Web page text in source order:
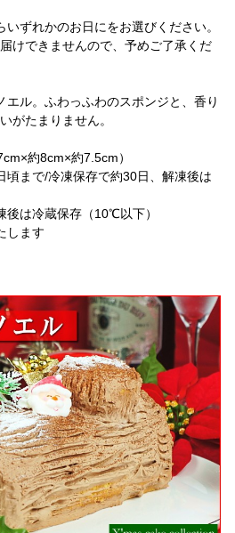
ずれかのお日にをお選びください。
けできませんので、予めご了承くだ
エル。ふわっふわのスポンジと、香り
がたまりません。
約8cm×約7.5cm）
頃まで/冷凍保存で約30日、解凍後は
後は冷蔵保存（10℃以下）
します